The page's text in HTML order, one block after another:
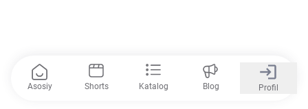
Asosiy Shorts Katalog Blog Profil